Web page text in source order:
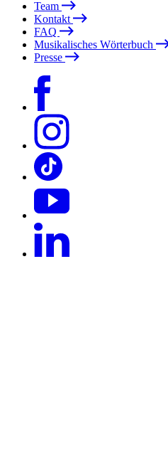
Team
Kontakt
FAQ
Musikalisches Wörterbuch
Presse